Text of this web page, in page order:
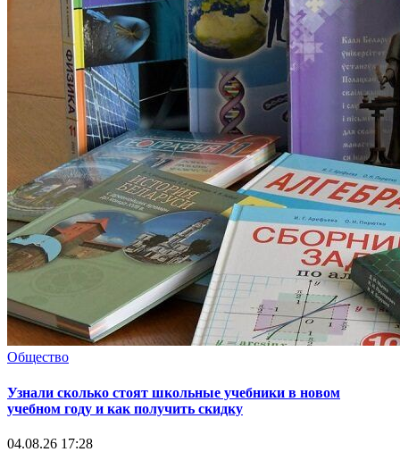
Общество
Узнали сколько стоят школьные учебники в новом
учебном году и как получить скидку
04.08.26 17:28